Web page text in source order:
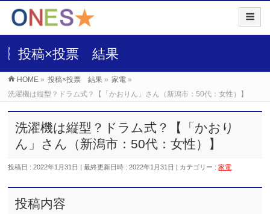
投稿×投票 結果
HOME » 投稿×投票 結果 » 家電 »
洗濯機は縦型？ドラム式？【「かおりん」さん（新潟市：50代：女性）】
洗濯機は縦型？ドラム式？【「かおり
ん」さん（新潟市：50代：女性）】
投稿日 : 2022年1月31日 最終更新日時 : 2022年1月31日 カテゴリー :家電
投稿内容